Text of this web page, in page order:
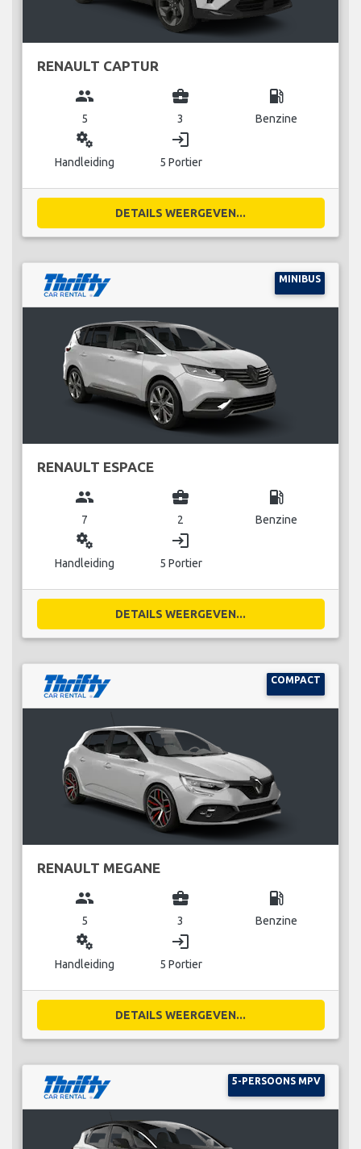
RENAULT CAPTUR
group
5
business_center
3
local_gas_station
Benzine
miscellaneous_services
Handleiding
login
5 Portier
DETAILS WEERGEVEN...
MINIBUS
RENAULT ESPACE
group
7
business_center
2
local_gas_station
Benzine
miscellaneous_services
Handleiding
login
5 Portier
DETAILS WEERGEVEN...
COMPACT
RENAULT MEGANE
group
5
business_center
3
local_gas_station
Benzine
miscellaneous_services
Handleiding
login
5 Portier
DETAILS WEERGEVEN...
5-PERSOONS MPV